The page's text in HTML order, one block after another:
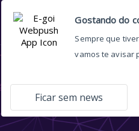
Black